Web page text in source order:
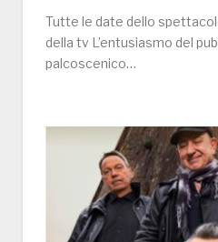
Tutte le date dello
della tv L’entusiasmo del
palcoscenico…